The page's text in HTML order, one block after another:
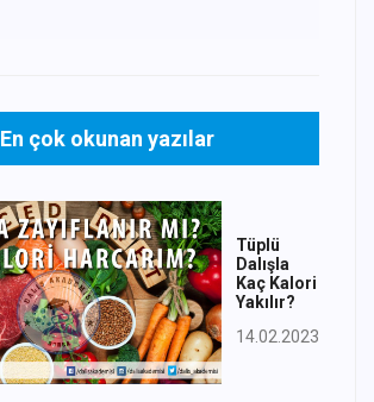
En çok okunan yazılar
Tüplü
Dalışla
Kaç Kalori
Yakılır?
14.02.2023